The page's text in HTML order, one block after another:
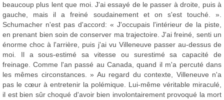
beaucoup plus lent que moi. J'ai essayé de le passer à droite, puis à
gauche, mais il a freiné soudainement et on s'est touché. ».
Schumacher n'est pas d'accord: « J'occupais l'intérieur de la piste,
en prenant bien soin de conserver ma trajectoire. J'ai freiné, senti un
énorme choc à l'arrière, puis j'ai vu Villeneuve passer au-dessus de
moi. Il a sous-estimé sa vitesse ou surestimé sa capacité de
freinage. Comme l'an passé au Canada, quand il m'a percuté dans
les mêmes circonstances. » Au regard du contexte, Villeneuve n'a
pas le cœur à entretenir la polémique. Lui-même véritable miraculé,
il est bien sûr choqué d'avoir bien involontairement provoqué la mort